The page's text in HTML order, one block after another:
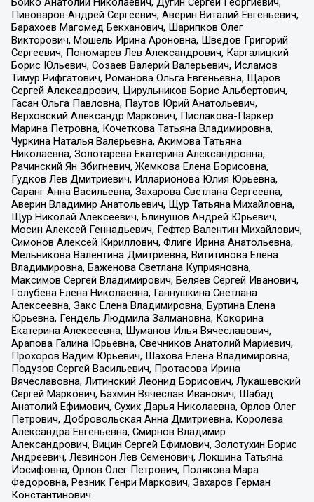
Пивоваров Андрей Сергеевич, Аверин Виталий Евгеньевич,
Барахоев Магомед Бекханович, Шарипков Олег
Викторович, Мошель Ирина Ароновна, Шведов Григорий
Сергеевич, Пономарев Лев Александрович, Каргалицкий
Борис Юльевич, Созаев Валерий Валерьевич, Исламов
Тимур Рифгатович, Романова Ольга Евгеньевна, Щаров
Сергей Алексадрович, Цирульников Борис Альбертович,
Гасан Ольга Павловна, Паутов Юрий Анатольевич,
Верховский Александр Маркович, Пислакова-Паркер
Марина Петровна, Кочеткова Татьяна Владимировна,
Чуркина Наталья Валерьевна, Акимова Татьяна
Николаевна, Золотарева Екатерина Александровна,
Рачинский Ян Збигневич, Жемкова Елена Борисовна,
Гудков Лев Дмитриевич, Илларионова Юлия Юрьевна,
Саранг Анна Васильевна, Захарова Светлана Сергеевна,
Аверин Владимир Анатольевич, Щур Татьяна Михайловна,
Щур Николай Алексеевич, Блинушов Андрей Юрьевич,
Мосин Алексей Геннадьевич, Гефтер Валентин Михайлович,
Симонов Алексей Кириллович, Флиге Ирина Анатольевна,
Мельникова Валентина Дмитриевна, Вититинова Елена
Владимировна, Баженова Светлана Куприяновна,
Максимов Сергей Владимирович, Беляев Сергей Иванович,
Голубева Елена Николаевна, Ганнушкина Светлана
Алексеевна, Закс Елена Владимировна, Буртина Елена
Юрьевна, Гендель Людмила Залмановна, Кокорина
Екатерина Алексеевна, Шуманов Илья Вячеславович,
Арапова Галина Юрьевна, Свечников Анатолий Мариевич,
Прохоров Вадим Юрьевич, Шахова Елена Владимировна,
Подузов Сергей Васильевич, Протасова Ирина
Вячеславовна, Литинский Леонид Борисович, Лукашевский
Сергей Маркович, Бахмин Вячеслав Иванович, Шабад
Анатолий Ефимович, Сухих Дарья Николаевна, Орлов Олег
Петрович, Добровольская Анна Дмитриевна, Королева
Александра Евгеньевна, Смирнов Владимир
Александрович, Вицин Сергей Ефимович, Золотухин Борис
Андреевич, Левинсон Лев Семенович, Локшина Татьяна
Иосифовна, Орлов Олег Петрович, Полякова Мара
Федоровна, Резник Генри Маркович, Захаров Герман
Константинович